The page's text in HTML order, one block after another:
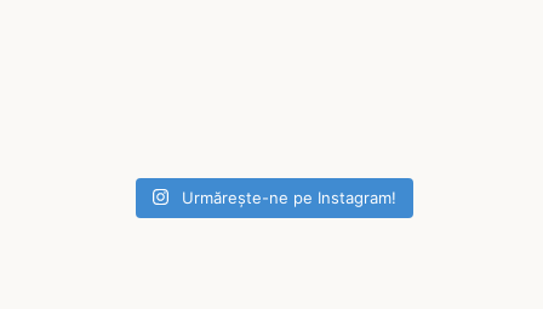
Urmărește-ne pe Instagram!